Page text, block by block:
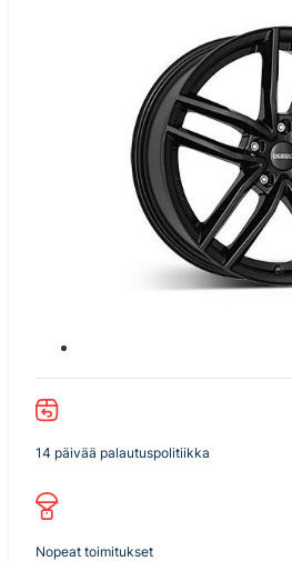
14 päivää palautuspolitiikka
Nopeat toimitukset